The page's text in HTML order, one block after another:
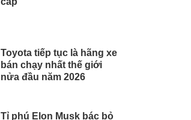
Toyota tiếp tục là hãng xe
bán chạy nhất thế giới
nửa đầu năm 2026
Tỉ phú Elon Musk bác bỏ